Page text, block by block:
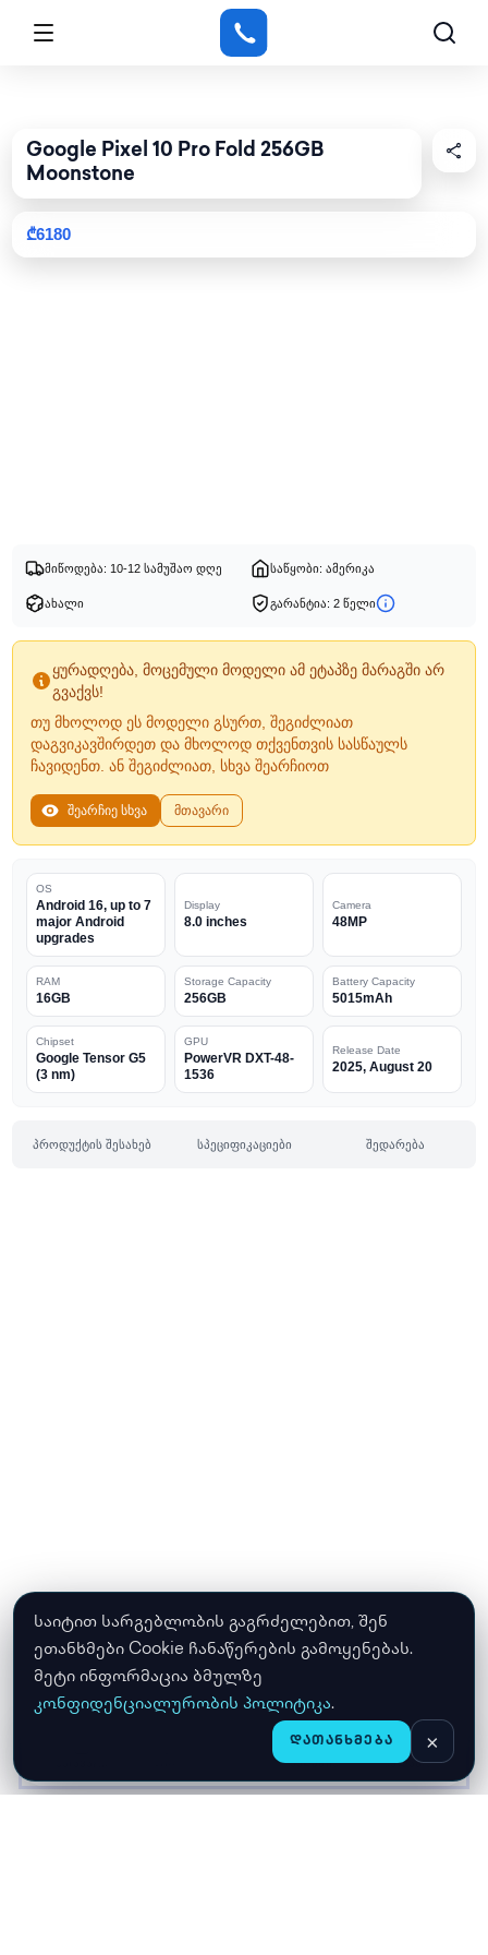
საიტით სარგებლობის გაგრძელებით, შენ
ეთანხმები Cookie ჩანაწერების გამოყენებას.
მეტი ინფორმაცია ბმულზე
კონფიდენციალურობის პოლიტიკა.
ᲓᲐᲗᲐᲜᲮᲛᲔᲑᲐ ×
ᲛᲐᲦᲐᲖᲘᲐ ᲙᲐᲚᲐᲗᲐ